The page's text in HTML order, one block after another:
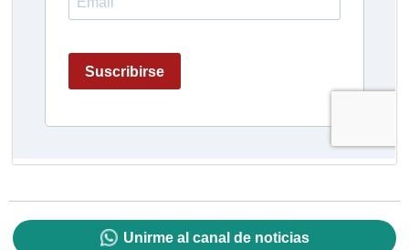
Unirme al canal de noticias